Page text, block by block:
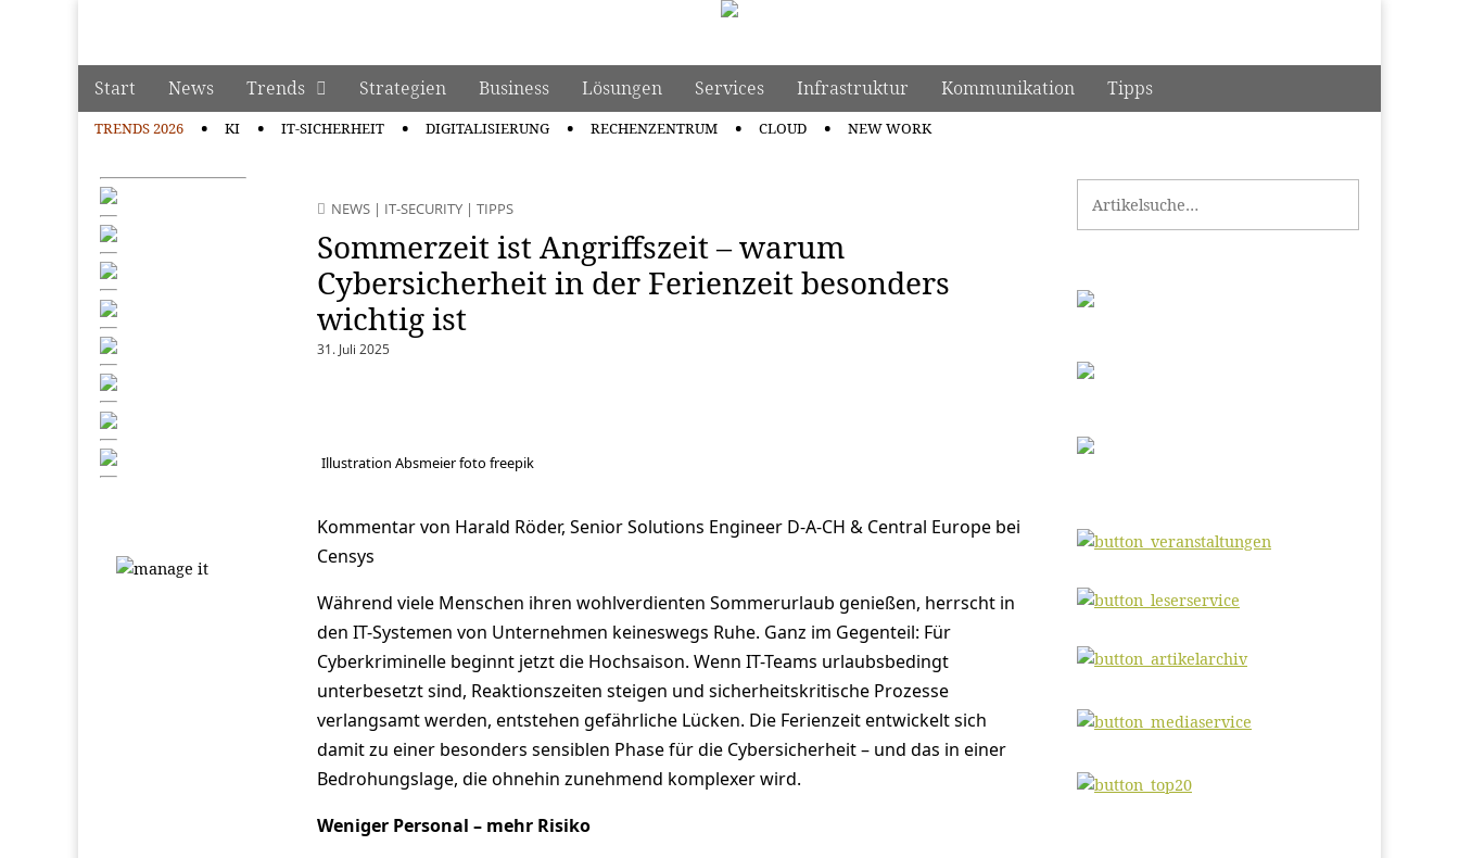
manage it
Main menu
Skip to content
Start News Trends Strategien Business Lösungen Services Infrastruktur Kommunikation Tipps
TRENDS 2026 KI IT-SICHERHEIT DIGITALISIERUNG RECHENZENTRUM CLOUD NEW WORK
NEWS| IT-SECURITY| TIPPS
Sommerzeit ist Angriffszeit – warum
Cybersicherheit in der Ferienzeit besonders
wichtig ist
31. Juli 2025
Illustration Absmeier foto freepik
Kommentar von Harald Röder, Senior Solutions Engineer D-A-CH & Central Europe bei
Censys
Während viele Menschen ihren wohlverdienten Sommerurlaub genießen, herrscht in
den IT-Systemen von Unternehmen keineswegs Ruhe. Ganz im Gegenteil: Für
Cyberkriminelle beginnt jetzt die Hochsaison. Wenn IT-Teams urlaubsbedingt
unterbesetzt sind, Reaktionszeiten steigen und sicherheitskritische Prozesse
verlangsamt werden, entstehen gefährliche Lücken. Die Ferienzeit entwickelt sich
damit zu einer besonders sensiblen Phase für die Cybersicherheit – und das in einer
Bedrohungslage, die ohnehin zunehmend komplexer wird.
Weniger Personal – mehr Risiko